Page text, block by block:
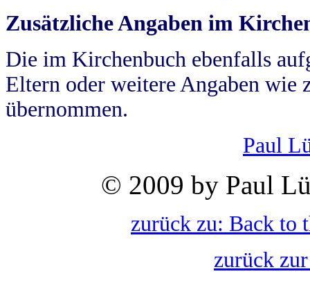
Zusätzliche Angaben im
Die im Kirchenbuch ebenfalls
Eltern oder weitere Angaben wie
übernommen.
Paul
© 2009 by Paul
zurück zu: Back to
zurück